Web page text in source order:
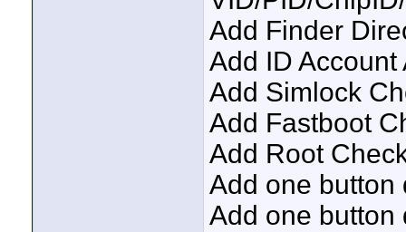
Add Finder
Add ID
Add Simlock
Add Fastboot
Add Root
Add one button
Add one button